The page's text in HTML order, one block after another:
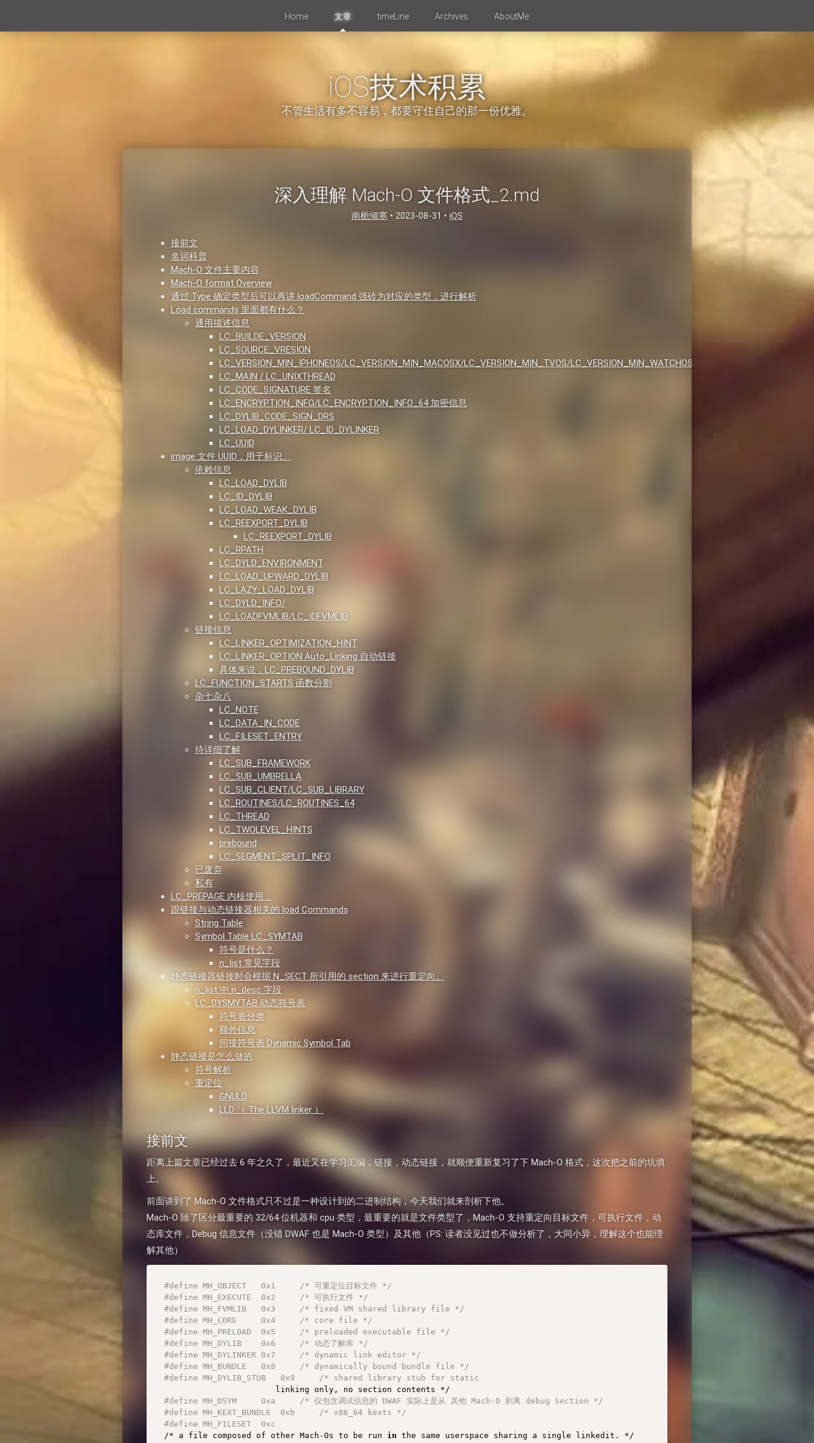
Home 文章 timeLine Archives AboutMe
iOS技术积累
不管生活有多不容易，都要守住自己的那一份优雅。
深入理解 Mach-O 文件格式_2.md
南栀倾寒 • 2023-08-31 • iOS
接前文
名词科普
Mach-O 文件主要内容
Mach-O format Overview
通过 Type 确定类型后可以再讲 loadCommand 强砖为对应的类型，进行解析
Load commands 里面都有什么？
通用描述信息
LC_BUILDE_VERSION
LC_SOURCE_VRESION
LC_VERSION_MIN_IPHONEOS/LC_VERSION_MIN_MACOSX/LC_VERSION_MIN_TVOS/LC_VERSION_MIN_WATCHOS
LC_MAIN / LC_UNIXTHREAD
LC_CODE_SIGNATURE 签名
LC_ENCRYPTION_INFO/LC_ENCRYPTION_INFO_64 加密信息
LC_DYLIB_CODE_SIGN_DRS
LC_LOAD_DYLINKER/ LC_ID_DYLINKER
LC_UUID
image 文件 UUID，用于标识。
依赖信息
LC_LOAD_DYLIB
LC_ID_DYLIB
LC_LOAD_WEAK_DYLIB
LC_REEXPORT_DYLIB
LC_REEXPORT_DYLIB
LC_RPATH
LC_DYLD_ENVIRONMENT
LC_LOAD_UPWARD_DYLIB
LC_LAZY_LOAD_DYLIB
LC_DYLD_INFO/
LC_LOADFVMLIB/LC_IDFVMLIB
链接信息
LC_LINKER_OPTIMIZATION_HINT
LC_LINKER_OPTION Auto_Linking 自动链接
具体来说，LC_PREBOUND_DYLIB
LC_FUNCTION_STARTS 函数分割
杂七杂八
LC_NOTE
LC_DATA_IN_CODE
LC_FILESET_ENTRY
待详细了解
LC_SUB_FRAMEWORK
LC_SUB_UMBRELLA
LC_SUB_CLIENT/LC_SUB_LIBRARY
LC_ROUTINES/LC_ROUTINES_64
LC_THREAD
LC_TWOLEVEL_HINTS
prebound
LC_SEGMENT_SPLIT_INFO
已废弃
私有
LC_PREPAGE 内核使用，
跟链接与动态链接器相关的 load Commands
String Table
Symbol Table LC_SYMTAB
符号是什么？
n_list 常见字段
静态链接器链接时会根据 N_SECT 所引用的 section 来进行重定向。
n_list 中 n_desc 字段
LC_DYSMYTAB 动态符号表
符号表分类
额外信息
间接符号表 Dynamic Symbol Tab
静态链接是怎么做的
符号解析
重定位
GNULD
LLD （ The LLVM linker ）
接前文
距离上篇文章已经过去 6 年之久了，最近又在学习汇编，链接，动态链接，就顺便重新复习了下 Mach-O 格式，这次把之前的坑填
上。
前面讲到了 Mach-O 文件格式只不过是一种设计到的二进制结构，今天我们就来剖析下他。
Mach-O 除了区分最重要的 32/64 位机器和 cpu 类型，最重要的就是文件类型了，Mach-O 支持重定向目标文件，可执行文件，动
态库文件，Debug 信息文件（没错 DWAF 也是 Mach-O 类型）及其他（PS: 读者没见过也不做分析了，大同小异，理解这个也能理
解其他）
#define MH_OBJECT   0x1     /* 可重定位目标文件 */
#define MH_EXECUTE  0x2     /* 可执行文件 */
#define MH_FVMLIB   0x3     /* fixed VM shared library file */
#define MH_CORE     0x4     /* core file */
#define MH_PRELOAD  0x5     /* preloaded executable file */
#define MH_DYLIB    0x6     /* 动态了解库 */
#define MH_DYLINKER 0x7     /* dynamic link editor */
#define MH_BUNDLE   0x8     /* dynamically bound bundle file */
#define MH_DYLIB_STUB   0x9     /* shared library stub for static
#define MH_DSYM     0xa     /* 仅包含调试信息的 DWAF 实际上是从 其他 Mach-O 剥离 debug Section */
#define MH_KEXT_BUNDLE  0xb     /* x86_64 kexts */
#define MH_FILESET  0xc
/* a file composed of other Mach-Os to be run in